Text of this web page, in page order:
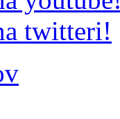
twitteri!